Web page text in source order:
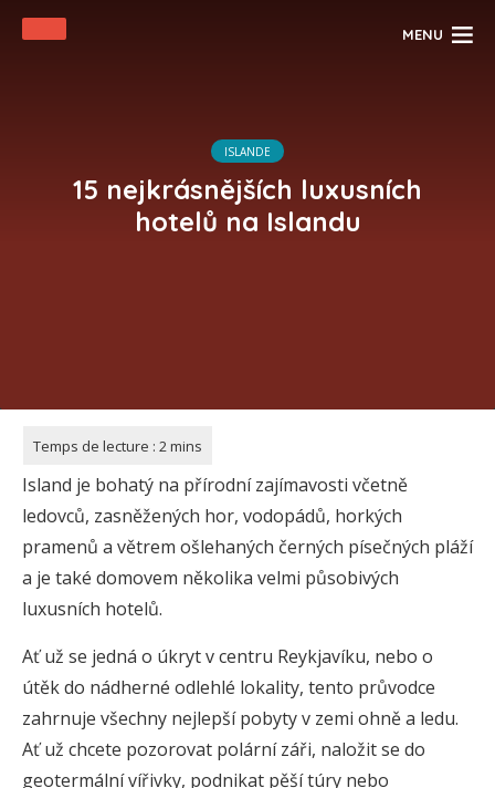
MENU
ISLANDE
15 nejkrásnějších luxusních
hotelů na Islandu
Island je bohatý na přírodní zajímavosti včetně
ledovců, zasněžených hor, vodopádů, horkých
pramenů a větrem ošlehaných černých písečných pláží
a je také domovem několika velmi působivých
luxusních hotelů.
Ať už se jedná o úkryt v centru Reykjavíku, nebo o
útěk do nádherné odlehlé lokality, tento průvodce
zahrnuje všechny nejlepší pobyty v zemi ohně a ledu.
Ať už chcete pozorovat polární záři, naložit se do
geotermální vířivky, podnikat pěší túry nebo